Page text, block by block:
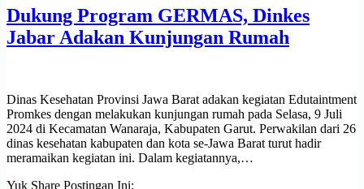
Dukung Program GERMAS, Dinkes
Jabar Adakan Kunjungan Rumah
Dinas Kesehatan Provinsi Jawa Barat adakan kegiatan Edutaintment
Promkes dengan melakukan kunjungan rumah pada Selasa, 9 Juli
2024 di Kecamatan Wanaraja, Kabupaten Garut. Perwakilan dari 26
dinas kesehatan kabupaten dan kota se-Jawa Barat turut hadir
meramaikan kegiatan ini. Dalam kegiatannya,…
Yuk Share Postingan Ini: